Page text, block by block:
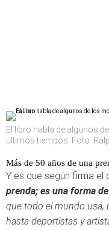
El libro habla de algunos
últimos tiempos. Foto:
Más de 50 años de una
Y es que según firma el
prenda; es una forma
que todo el mundo usa,
hasta deportistas y